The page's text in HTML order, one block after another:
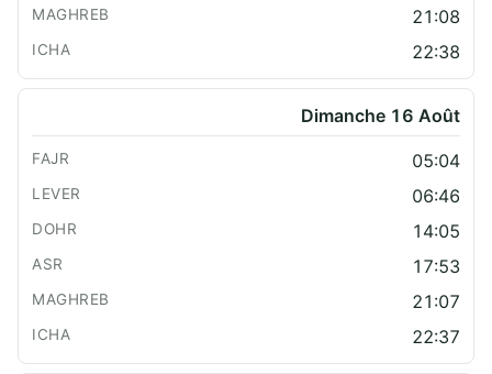
21:08
22:38
Dimanche 16 Août
05:04
06:46
14:05
17:53
21:07
22:37